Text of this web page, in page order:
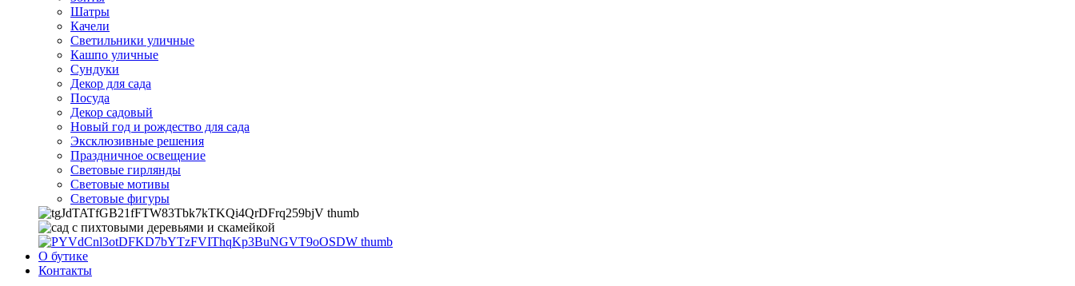
Шатры
Качели
Cветильники уличные
Кашпо уличные
Сундуки
Декор для сада
Посуда
Декор садовый
Новый год и рождество для сада
Эксклюзивные решения
Праздничное освещение
Световые гирлянды
Световые мотивы
Световые фигуры
О бутике
Контакты